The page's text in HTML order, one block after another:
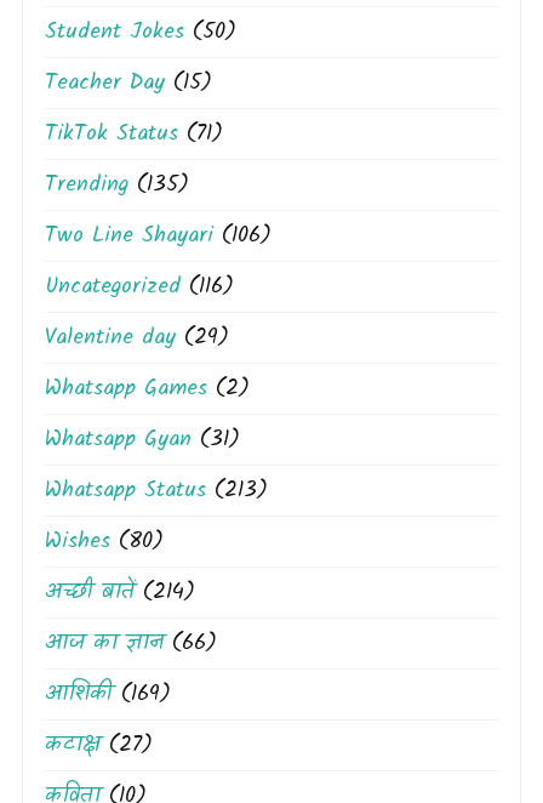
Student Jokes (50)
Teacher Day (15)
TikTok Status (71)
Trending (135)
Two Line Shayari(106)
Uncategorized (116)
Valentine day (29)
Whatsapp Games (2)
Whatsapp Gyan (31)
Whatsapp Status (213)
Wishes (80)
अच्छी बातें(214)
आज का ज्ञान(66)
आशिकी(169)
कटाक्ष(27)
कविता(10)